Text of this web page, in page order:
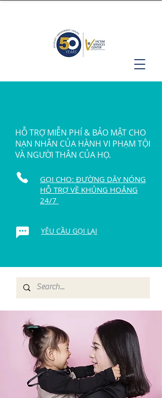
HỖ TRỢ MIỄN PHÍ & BẢO MẬT CHO
NẠN NHÂN CỦA HÀNH VI PHẠM TỘI
VÀ NGƯỜI THÂN CỦA HỌ.
GỌI CHO: ĐƯỜNG DÂY NÓNG
HỖ TRỢ VỀ KHỦNG HOẢNG
24/7
YÊU CẦU GỌI LẠI